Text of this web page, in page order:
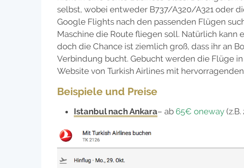
selbst, wobei entweder B737/A320/A321 oder
Google Flights nach den passenden Flügen
Maschine die Route fliegen soll. Natürlich kann
doch die Chance ist ziemlich groß, dass ihr an
Verbindung bucht. Gebucht werden die Flüge in
Website von Turkish Airlines mit
Beispiele und Preise
Istanbul nach Ankara– ab 65€ oneway(z.B.